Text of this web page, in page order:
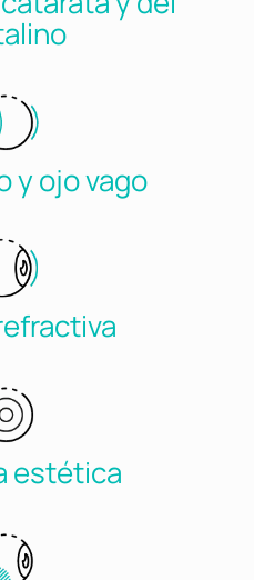
y ojo vago
estética